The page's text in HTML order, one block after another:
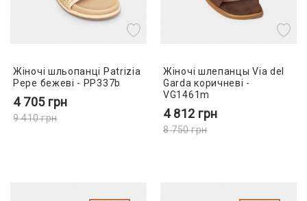
Жіночі шльопанці Patrizia
Pepe бежеві - PP337b
4 705 грн
9 410грн
Жіночі шлепанцы Via del
Garda коричневі -
VG1461m
4 812 грн
8 750грн